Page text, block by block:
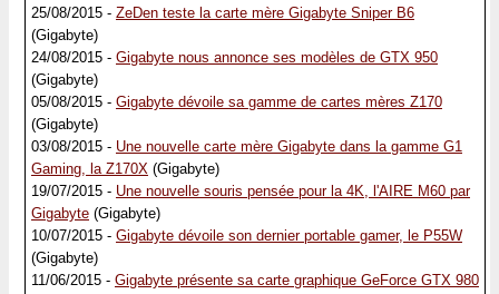
25/08/2015 - ZeDen teste la carte mère Gigabyte Sniper B6
(Gigabyte)
24/08/2015 - Gigabyte nous annonce ses modèles de GTX 950
(Gigabyte)
05/08/2015 - Gigabyte dévoile sa gamme de cartes mères Z170
(Gigabyte)
03/08/2015 - Une nouvelle carte mère Gigabyte dans la gamme G1
Gaming, la Z170X (Gigabyte)
19/07/2015 - Une nouvelle souris pensée pour la 4K, l'AIRE M60 par
Gigabyte (Gigabyte)
10/07/2015 - Gigabyte dévoile son dernier portable gamer, le P55W
(Gigabyte)
11/06/2015 - Gigabyte présente sa carte graphique GeForce GTX 980